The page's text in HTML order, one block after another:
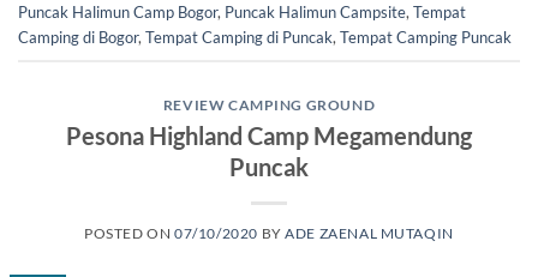
Puncak Halimun Camp Bogor, Puncak Halimun Campsite, Tempat
Camping di Bogor, Tempat Camping di Puncak, Tempat Camping Puncak
REVIEW CAMPING GROUND
Pesona Highland Camp Megamendung
Puncak
POSTED ON07/10/2020 BYADE ZAENAL MUTAQIN